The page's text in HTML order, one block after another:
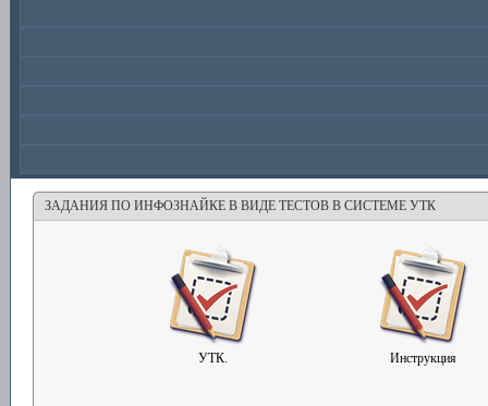
ЗАДАНИЯ ПО ИНФОЗНАЙКЕ В ВИДЕ ТЕСТОВ В СИСТЕМЕ УТК
УТК. Инструкция